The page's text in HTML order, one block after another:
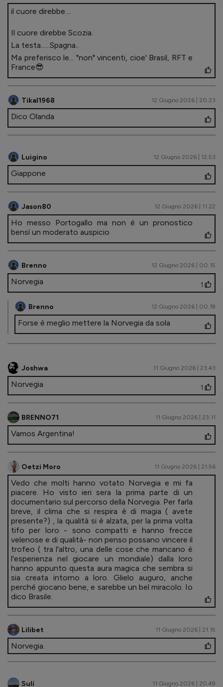
il cuore direbbe....
Il cuore direbbe Scozia.
La testa......Spagna..
Ma preferisco le... "non" vincenti, cioe' Brasil, RFT e
France😎
Tikal1968 12 Giugno 2026 | 20.23
Dico Olanda
Luigino 12 Giugno 2026 | 12.53
Giappone
Jason80 12 Giugno 2026 | 11.22
Ho messo Portogallo ma non é un pronostico
bensí un moderato auspicio
Brenno 12 Giugno 2026 | 00.15
Norvegia 1
Brenno 12 Giugno 2026 | 00.19
Forse è meglio mettere la Norvegia da sola
Joshwa 11 Giugno 2026 | 23.43
Norvegia 1
BRENNO71 11 Giugno 2026 | 23.11
Vamos Argentina!
Oetzi Moro 11 Giugno 2026 | 21.56
Vedo che molti hanno votato Norvegia e mi fa
piacere. Ho visto ieri sera la prima parte di un
documentario sul percorso della Norvegia. Per farla
breve, il clima che si respira è di magia ( avete
presente?) , la qualità si è alzata, per la prima volta
tifo per loro - sono compatti e hanno frecce
velenose e di qualità- non penso possano vincere il
trofeo ( tra l'altro, una delle cose che mancano è
l'esperienza nel giocare un mondiale) dalla loro
hanno appunto questa aura magica che sembra si
sia creata intorno a loro. Glielo auguro, anche
perché giocano bene, e sarebbe un bel miracolo. Io
dico Brasile.
Lilibet 11 Giugno 2026 | 21.15
Norvegia.
Sulí 11 Giugno 2026 | 20.49